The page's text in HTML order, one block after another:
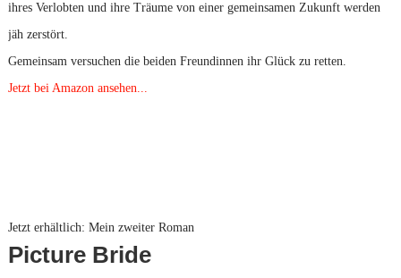
ihres Verlobten und ihre Träume von einer gemeinsamen Zukunft werden
jäh zerstört.
Gemeinsam versuchen die beiden Freundinnen ihr Glück zu retten.
Jetzt bei Amazon ansehen...
Jetzt erhältlich: Mein zweiter Roman
Picture Bride